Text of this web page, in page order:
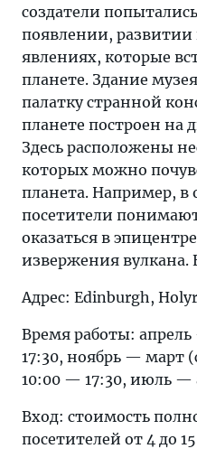
создатели попытались
появлении,
явлениях, которые
планете. Здание
палатку странной
планете построен на
Здесь расположены
которых можно
планета. Например, в
посетители
оказаться в
извержения вулкана.
Адрес: Edinburgh,
Время работы:
17:30, ноябрь — март
10:00 — 17:30, июль —
Вход: стоимость
посетителей от 4 до 15